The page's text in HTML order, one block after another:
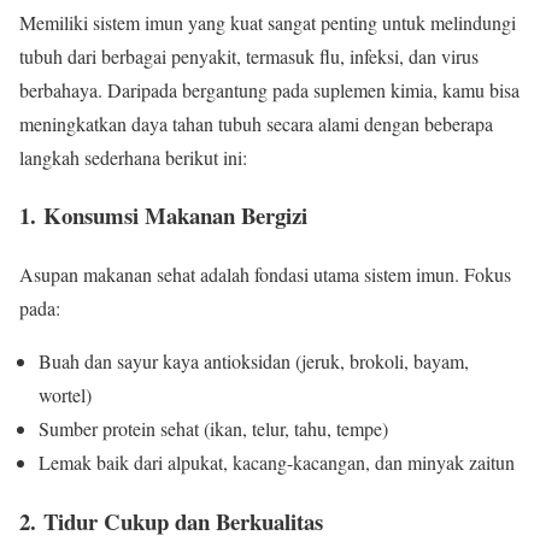
Memiliki sistem imun yang kuat sangat penting untuk melindungi
tubuh dari berbagai penyakit, termasuk flu, infeksi, dan virus
berbahaya. Daripada bergantung pada suplemen kimia, kamu bisa
meningkatkan daya tahan tubuh secara alami dengan beberapa
langkah sederhana berikut ini:
1. Konsumsi Makanan Bergizi
Asupan makanan sehat adalah fondasi utama sistem imun. Fokus
pada:
Buah dan sayur kaya antioksidan (jeruk, brokoli, bayam,
wortel)
Sumber protein sehat (ikan, telur, tahu, tempe)
Lemak baik dari alpukat, kacang-kacangan, dan minyak zaitun
2. Tidur Cukup dan Berkualitas